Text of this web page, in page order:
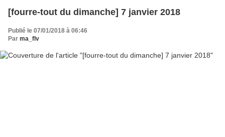
[fourre-tout du dimanche] 7 janvier 2018
Publié le 07/01/2018 à 06:46
Par ma_flv